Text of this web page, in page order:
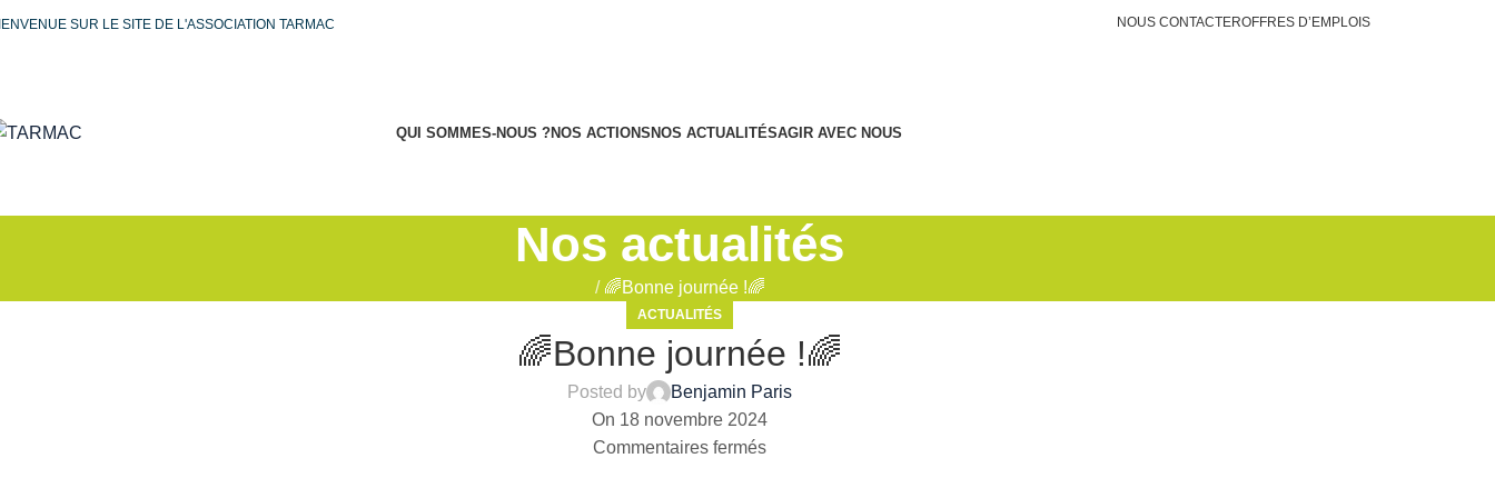
SUR LE SITE DE L'ASSOCIATION TARMAC NOUS CONTACTEROFFRES D’EMPLOIS
QUI SOMMES-NOUS ?NOS ACTIONSNOS ACTUALITÉSAGIR AVEC NOUS
Nos actualités
/ 🌈Bonne journée !🌈
ACTUALITÉS
🌈Bonne journée !🌈
Posted by
Benjamin Paris
On 18 novembre 2024
Commentaires fermés